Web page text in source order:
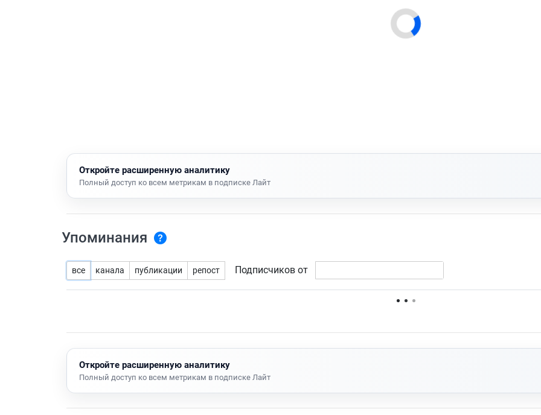
Откройте расширенную аналитику
Полный доступ ко всем метрикам в подписке Лайт
Упоминания
все канала публикации репост Подписчиков от
Нет доступных упоминаний.
Откройте расширенную аналитику
Полный доступ ко всем метрикам в подписке Лайт